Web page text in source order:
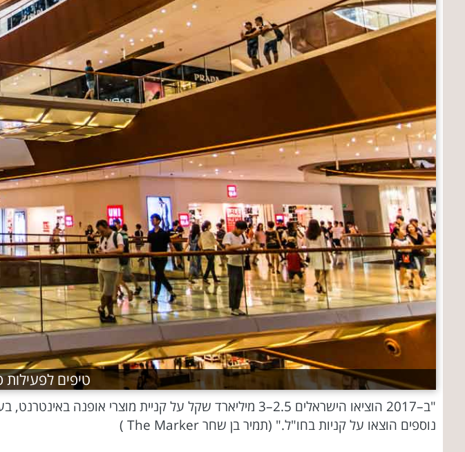
טיפים לפעילות
נוספים הוצאו על קניות בחו"ל." (תמיר בן שחר The Marker )